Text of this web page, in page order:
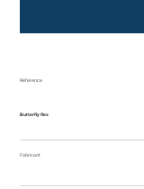
Référence
Butterfly flex
Fabricant